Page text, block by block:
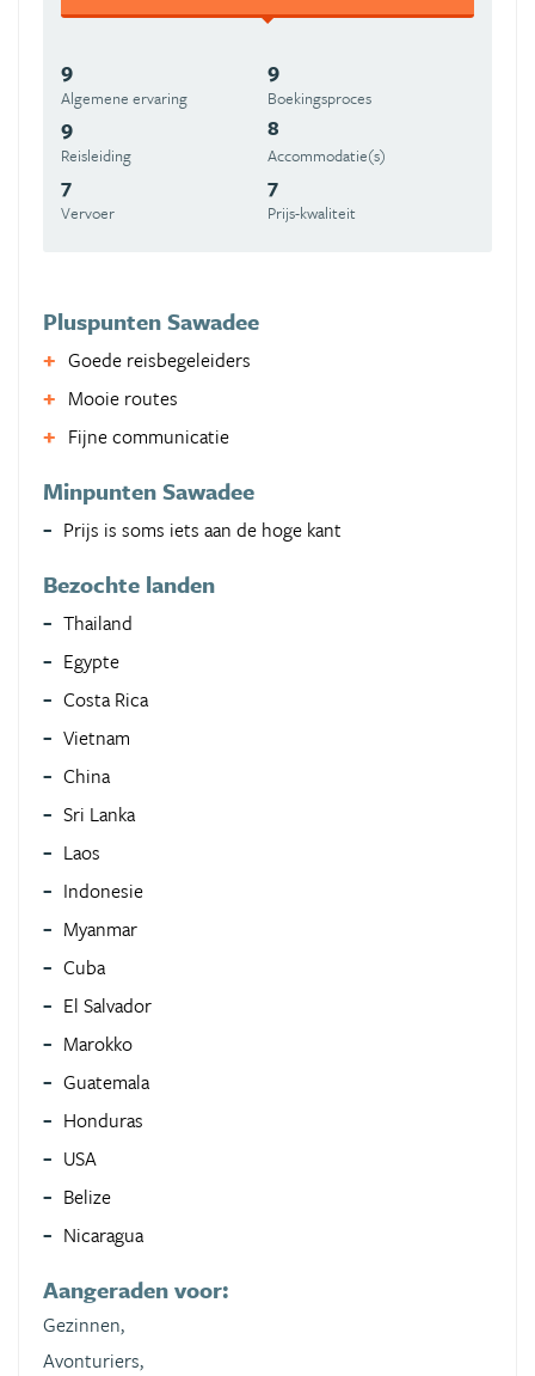
9
Algemene ervaring
9
Boekingsproces
9
Reisleiding
8
Accommodatie(s)
7
Vervoer
7
Prijs-kwaliteit
Pluspunten Sawadee
Goede reisbegeleiders
Mooie routes
Fijne communicatie
Minpunten Sawadee
Prijs is soms iets aan de hoge kant
Bezochte landen
Thailand
Egypte
Costa Rica
Vietnam
China
Sri Lanka
Laos
Indonesie
Myanmar
Cuba
El Salvador
Marokko
Guatemala
Honduras
USA
Belize
Nicaragua
Aangeraden voor:
Gezinnen,
Avonturiers,